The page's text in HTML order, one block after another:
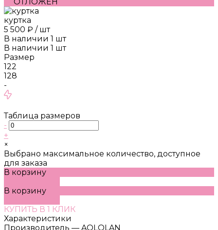
куртка
5 500 ₽ / шт
В наличии 1 шт
В наличии 1 шт
Размер
122
128
-
Таблица размеров
-
+
×
Выбрано максимальное количество, доступное
для заказа
В корзину
В корзину
КУПИТЬ В 1 КЛИК
Характеристики
Производитель — AOLOLAN